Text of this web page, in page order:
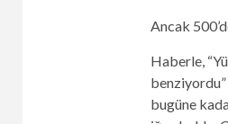
Ancak
Haberle,
benziyordu”
bugüne